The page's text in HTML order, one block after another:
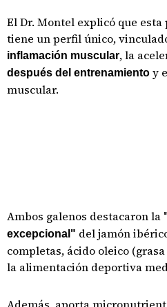
El Dr. Montel explicó que
tiene un perfil único,
inflamación muscular, la
después del entrenamiento y
muscular.
Ambos galenos destacaron la
excepcional" del jamón
completas, ácido oleico
la alimentación deportiva